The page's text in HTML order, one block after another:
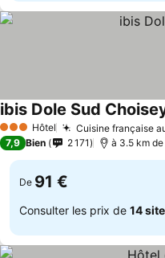
3 ÉtoilesHôtel Cuisine française
ibis Dole Sud
7,9 Bien 2 171 à 3.5 km
De 91 €
Consulter les prix de 14